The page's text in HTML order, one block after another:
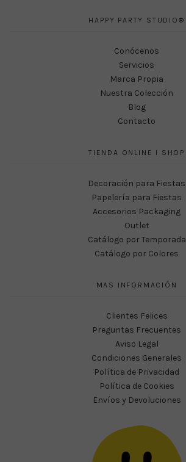
HAPPY PARTY STUDIO®
Conócenos
Servicios
Marca Propia
Nuestra Colección
Blog
Contacto
TIENDA ONLINE I SHOP
Decoración para Fiestas
Papelería para Fiestas
Accesorios Packaging
Outlet
Catálogo por Temporada
Catálogo por Colores
MAS INFORMACIÓN
Clientes Felices
Preguntas Frecuentes
Aviso Legal
Condiciones Generales
Política de Privacidad
Política de Cookies
Envíos y Devoluciones